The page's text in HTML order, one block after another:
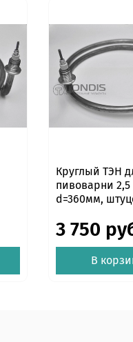
Круглый ТЭН
пивоварни 2,5
d=360мм,
3 750
В